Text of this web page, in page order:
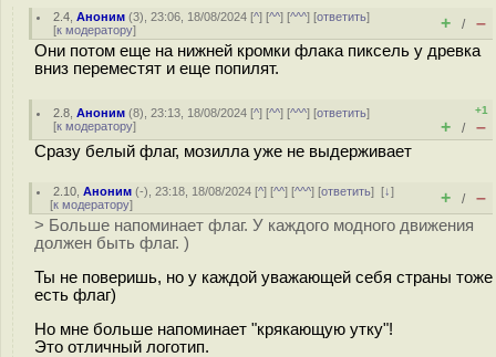
2.4 ,Аноним (3), 23:06, 18/08/2024 [^] [^^] [^^^] [ответить]
[к модератору] + / –
Они потом еще на нижней кромки флака пиксель у древка
вниз переместят и еще попилят.
2.8 ,Аноним (8), 23:13, 18/08/2024 [^] [^^] [^^^] [ответить]
[к модератору]
+1
+ / –
Сразу белый флаг, мозилла уже не выдерживает
2.10 ,Аноним (-), 23:18, 18/08/2024 [^] [^^] [^^^] [ответить][↓]
[к модератору] + / –
> Больше напоминает флаг. У каждого модного движения
должен быть флаг. )
Ты не поверишь, но у каждой уважающей себя страны тоже
есть флаг)
Но мне больше напоминает "крякающую утку"!
Это отличный логотип.